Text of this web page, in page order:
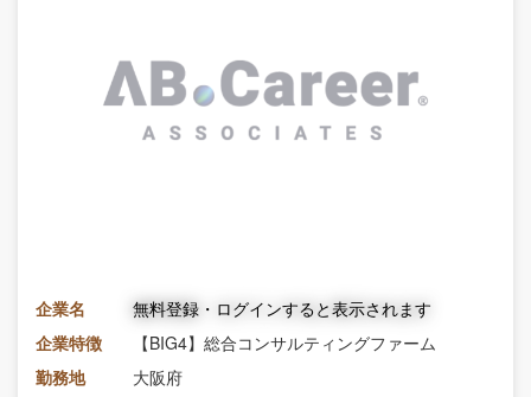
企業名
無料登録・ログインすると表示されます
企業特徴
【BIG4】総合コンサルティングファーム
勤務地
大阪府